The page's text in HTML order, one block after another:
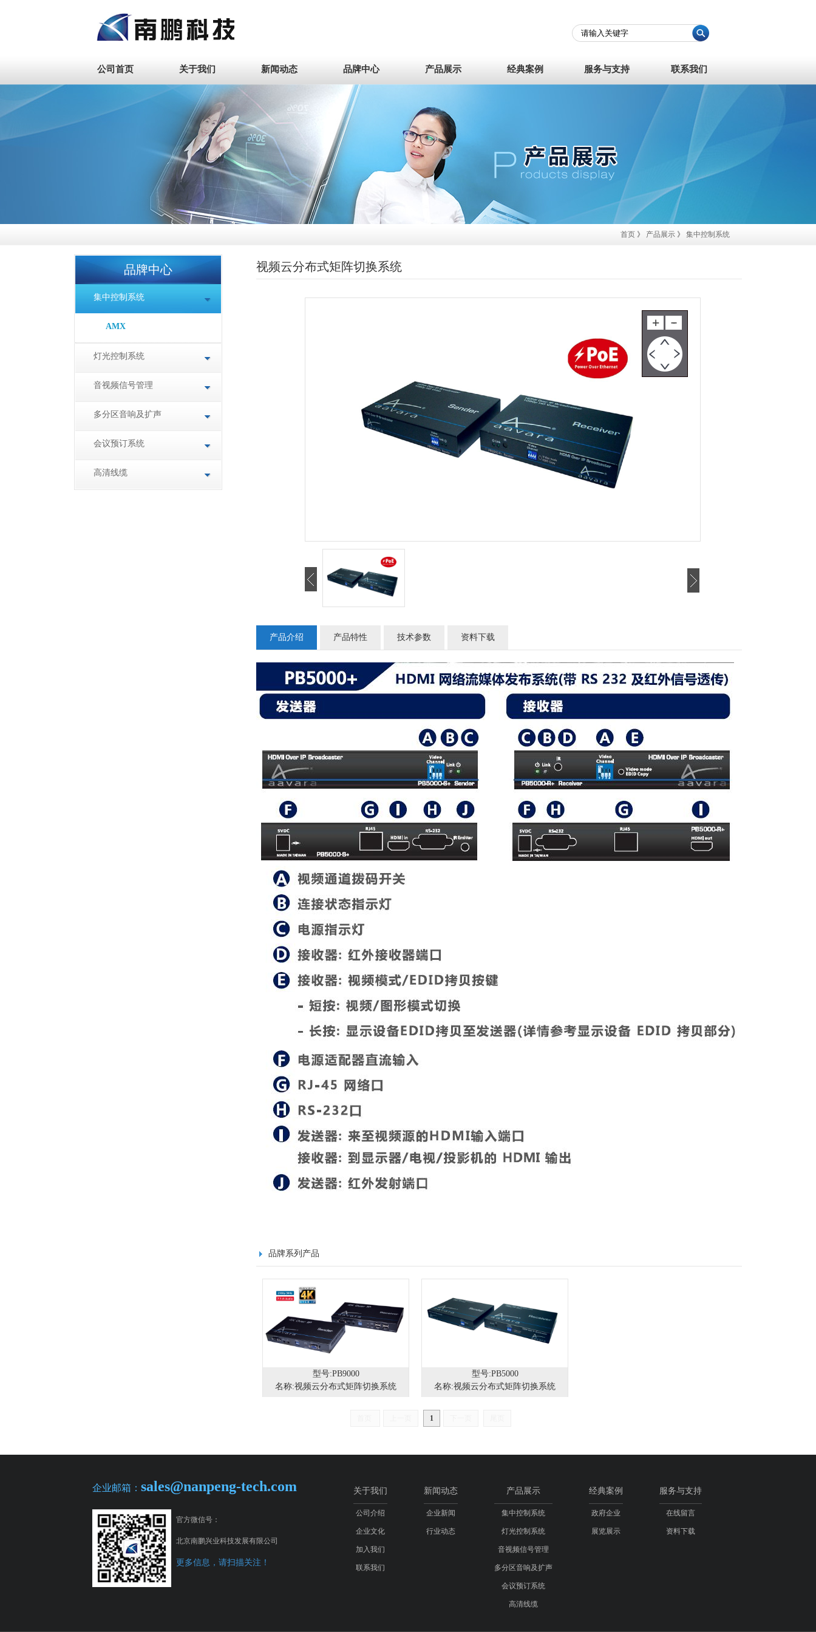
公司首页 关于我们 新闻动态 品牌中心 产品展示 经典案例 服务与支持 联系我们
首页 》 产品展示 》 集中控制系统
品牌中心
集中控制系统
AMX
灯光控制系统
音视频信号管理
多分区音响及扩声
会议预订系统
高清线缆
视频云分布式矩阵切换系统
产品介绍 产品特性 技术参数 资料下载
品牌系列产品
型号:PB9000
名称:视频云分布式矩阵切换系统
型号:PB5000
名称:视频云分布式矩阵切换系统
1
企业邮箱： sales@nanpeng-tech.com
官方微信号：
北京南鹏兴业科技发展有限公司
更多信息，请扫描关注！
关于我们
公司介绍
企业文化
加入我们
联系我们
新闻动态
企业新闻
行业动态
产品展示
集中控制系统
灯光控制系统
音视频信号管理
多分区音响及扩声
会议预订系统
高清线缆
经典案例
政府企业
展览展示
服务与支持
在线留言
资料下载